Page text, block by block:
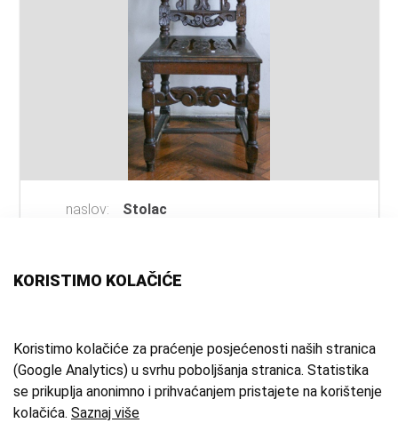
naslov:
Stolac
tehnika: rezbarenje
vrijeme
izrade:
2. pol. 19. st.
zbirka: Kulturno-povijesna zbirka
KORISTIMO KOLAČIĆE
Koristimo kolačiće za praćenje posjećenosti naših stranica
(Google Analytics) u svrhu poboljšanja stranica. Statistika
se prikuplja anonimno i prihvaćanjem pristajete na korištenje
kolačića. Saznaj više